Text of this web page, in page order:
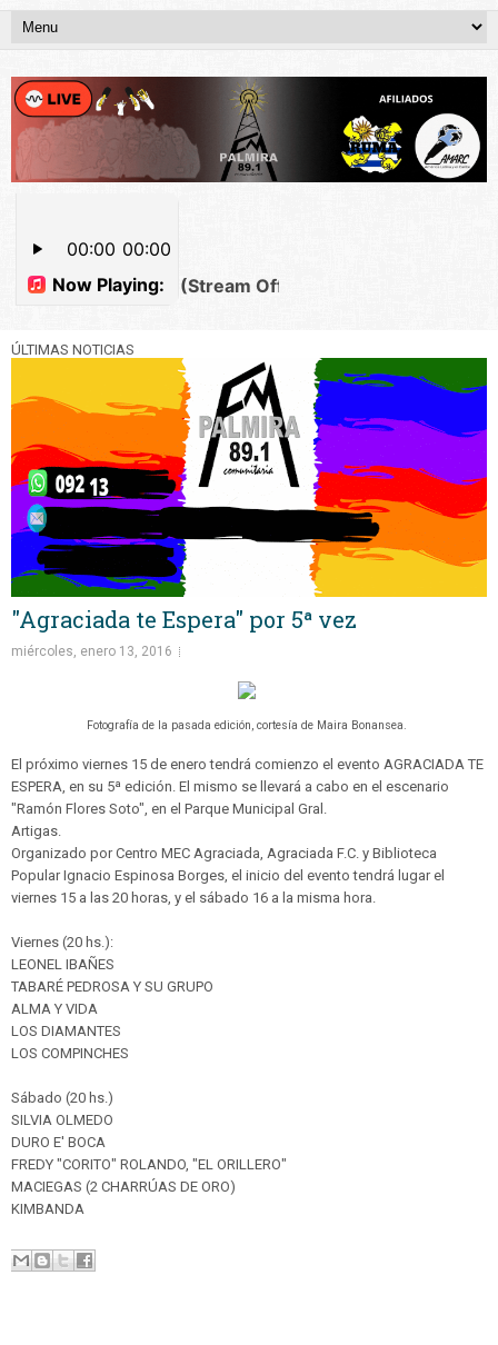
ÚLTIMAS NOTICIAS
"Agraciada te Espera" por 5ª vez
miércoles, enero 13, 2016
Fotografía de la pasada edición, cortesía de Maira Bonansea.
El próximo viernes 15 de enero tendrá comienzo el evento AGRACIADA TE
ESPERA, en su 5ª edición. El mismo se llevará a cabo en el escenario
"Ramón Flores Soto", en el Parque Municipal Gral.
Artigas.
Organizado por Centro MEC Agraciada, Agraciada F.C. y Biblioteca
Popular Ignacio Espinosa Borges, el inicio del evento tendrá lugar el
viernes 15 a las 20 horas, y el sábado 16 a la misma hora.
Viernes (20 hs.):
LEONEL IBAÑES
TABARÉ PEDROSA Y SU GRUPO
ALMA Y VIDA
LOS DIAMANTES
LOS COMPINCHES
Sábado (20 hs.)
SILVIA OLMEDO
DURO E' BOCA
FREDY "CORITO" ROLANDO, "EL ORILLERO"
MACIEGAS (2 CHARRÚAS DE ORO)
KIMBANDA